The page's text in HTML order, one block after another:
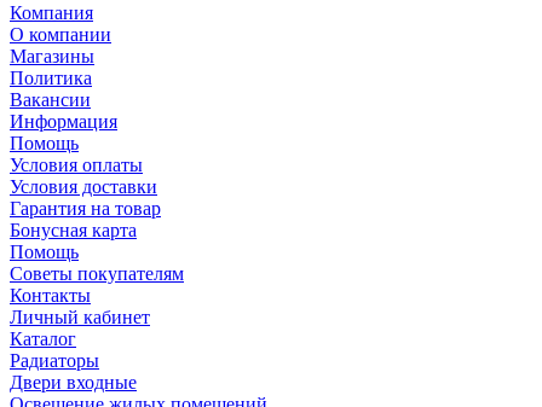
Компания
О компании
Магазины
Политика
Вакансии
Информация
Помощь
Условия оплаты
Условия доставки
Гарантия на товар
Бонусная карта
Помощь
Советы покупателям
Контакты
Личный кабинет
Каталог
Радиаторы
Двери входные